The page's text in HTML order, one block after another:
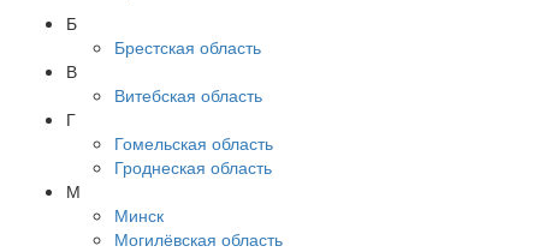
Б
Брестская область
В
Витебская область
Г
Гомельская область
Гроднеская область
М
Минск
Могилёвская область